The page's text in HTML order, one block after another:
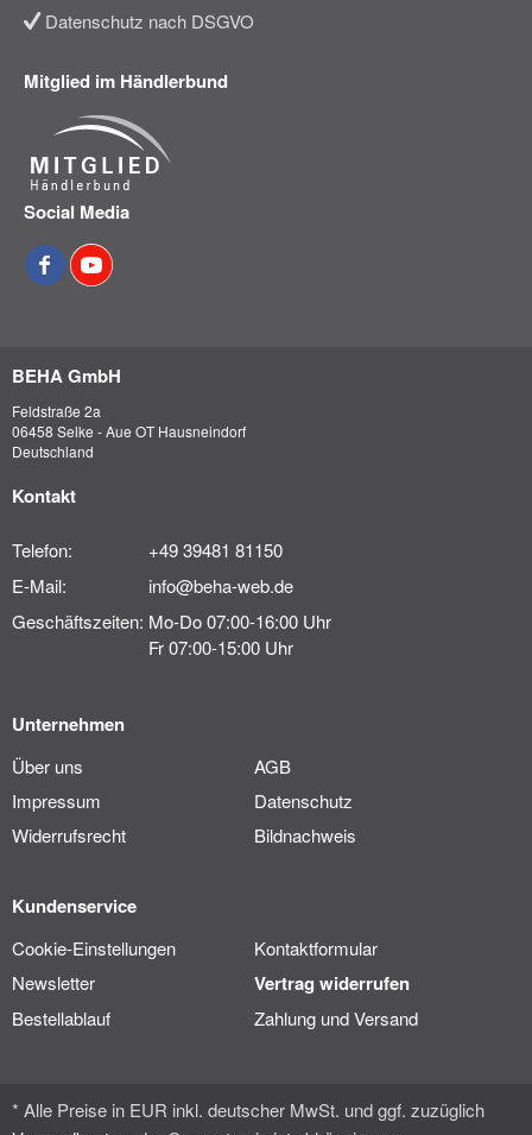
Datenschutz nach DSGVO
Mitglied im Händlerbund
Social Media
BEHA GmbH
Feldstraße 2a
06458 Selke - Aue OT Hausneindorf
Deutschland
Kontakt
Telefon:
+49 39481 81150
E-Mail:
info@beha-web.de
Geschäftszeiten: Mo-Do 07:00-16:00 Uhr
Fr 07:00-15:00 Uhr
Unternehmen
Über uns
AGB
Impressum
Datenschutz
Widerrufsrecht
Bildnachweis
Kundenservice
Cookie-Einstellungen
Kontaktformular
Newsletter
Vertrag widerrufen
Bestellablauf Zahlung und Versand
* Alle Preise in EUR inkl. deutscher MwSt. und ggf. zuzüglich